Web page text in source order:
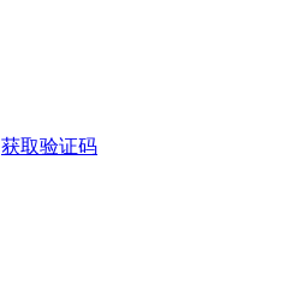
获取验证码